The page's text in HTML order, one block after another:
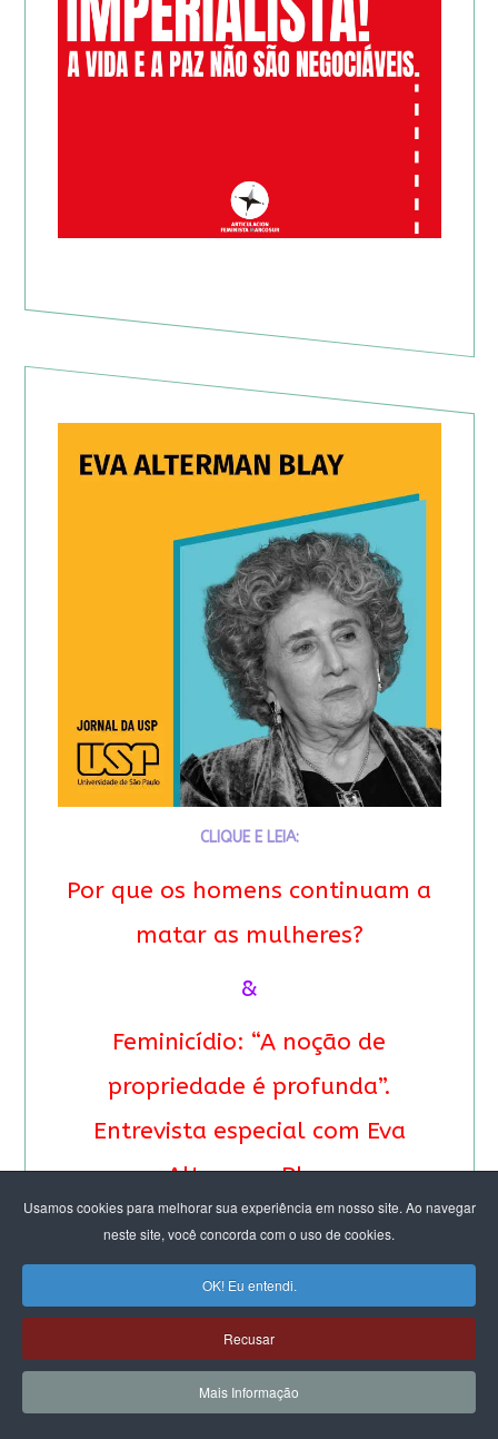
Usamos cookies para melhorar sua experiência em nosso site. Ao navegar
neste site, você concorda com o uso de cookies.
OK! Eu entendi.
Recusar
Mais Informação
CLIQUE E LEIA:
Por que os homens continuam a
matar as mulheres?
&
Feminicídio: “A noção de
propriedade é profunda”.
Entrevista especial com Eva
Alterman Blay